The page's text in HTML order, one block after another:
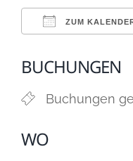
ZUM
BUCHUNGEN
Buchungen
WO